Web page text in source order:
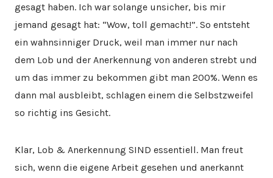
gesagt haben. Ich war solange unsicher, bis mir
jemand gesagt hat: “Wow, toll gemacht!”. So entsteht
ein wahnsinniger Druck, weil man immer nur nach
dem Lob und der Anerkennung von anderen strebt und
um das immer zu bekommen gibt man 200%. Wenn es
dann mal ausbleibt, schlagen einem die Selbstzweifel
so richtig ins Gesicht.
Klar, Lob & Anerkennung SIND essentiell. Man freut
sich, wenn die eigene Arbeit gesehen und anerkannt